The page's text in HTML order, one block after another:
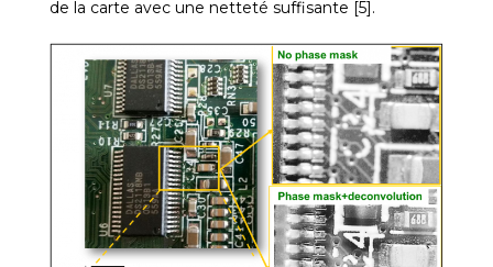
de la carte avec une netteté suffisante [5].